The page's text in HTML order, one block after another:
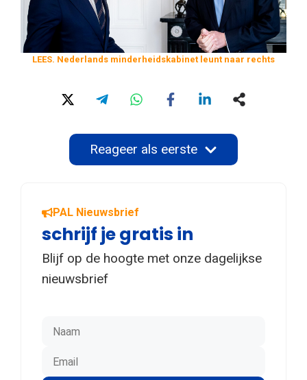
LEES. Nederlands minderheidskabinet leunt naar rechts
Reageer als eerste
PAL Nieuwsbrief
schrijf je gratis in
Blijf op de hoogte met onze dagelijkse
nieuwsbrief